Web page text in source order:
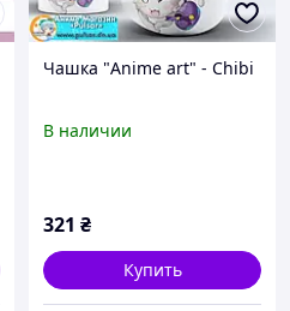
Чашка "Anime art" - Chibi
В наличии
321 ₴
Купить